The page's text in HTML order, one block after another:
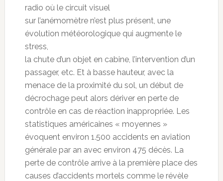
radio où le circuit visuel
sur l’anémomètre n’est plus présent, une
évolution météorologique qui augmente le
stress,
la chute d’un objet en cabine, l’intervention d’un
passager, etc. Et à basse hauteur, avec la
menace de la proximité du sol, un début de
décrochage peut alors dériver en perte de
contrôle en cas de réaction inappropriée. Les
statistiques américaines « moyennes »
évoquent environ 1.500 accidents en aviation
générale par an avec environ 475 décès. La
perte de contrôle arrive à la première place des
causes d’accidents mortels comme le révèle